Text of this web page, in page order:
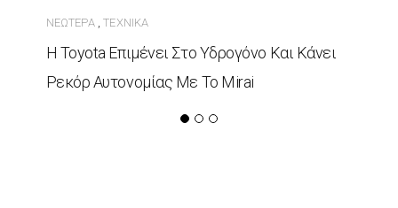
ΝΕΏΤΕΡΑ,ΤΕΧΝΙΚΆ
Η Toyota Επιμένει Στο Υδρογόνο Και Κάνει
Ρεκόρ Αυτονομίας Με Το Mirai